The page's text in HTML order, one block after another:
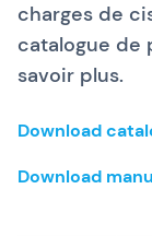
charges de
catalogue de
savoir plus.
Download
Download